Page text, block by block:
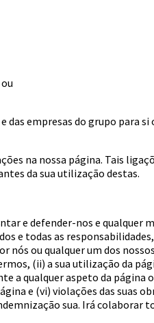
empresas do grupo para
na nossa página. Tais
da sua utilização destas.
e defender-nos e qualquer
e todas as
nós ou qualquer um dos
(ii) a sua utilização da
a qualquer aspeto da
e (vi) violações das suas
sua. Irá